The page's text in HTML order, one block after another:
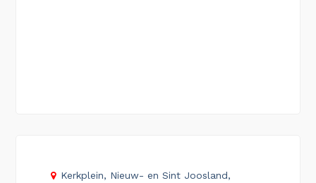
Kerkplein, Nieuw- en Sint Joosland,